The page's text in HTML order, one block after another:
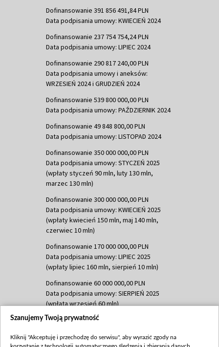
Dofinansowanie 391 856 491,84 PLN
Data podpisania umowy: KWIECIEŃ 2024
Dofinansowanie 237 754 754,24 PLN
Data podpisania umowy: LIPIEC 2024
Dofinansowanie 290 817 240,00 PLN
Data podpisania umowy i aneksów:
WRZESIEŃ 2024 i GRUDZIEŃ 2024
Dofinansowanie 539 800 000,00 PLN
Data podpisania umowy: PAŹDZIERNIK 2024
Dofinansowanie 49 848 800,00 PLN
Data podpisania umowy: LISTOPAD 2024
Dofinansowanie 350 000 000,00 PLN
Data podpisania umowy: STYCZEŃ 2025
(wpłaty styczeń 90 mln, luty 130 mln,
marzec 130 mln)
Dofinansowanie 300 000 000,00 PLN
Data podpisania umowy: KWIECIEŃ 2025
(wpłaty kwiecień 150 mln, maj 140 mln,
czerwiec 10 mln)
Dofinansowanie 170 000 000,00 PLN
Data podpisania umowy: LIPIEC 2025
(wpłaty lipiec 160 mln, sierpień 10 mln)
Dofinansowanie 60 000 000,00 PLN
Data podpisania umowy: SIERPIEŃ 2025
(wpłata wrzesień 60 mln)
Dofinansowanie 635 783 051,21 PLN
(wpłata wrzesień 100 mln, październik 350
Szanujemy Twoją prywatność
Kliknij "Akceptuję i przechodzę do serwisu", aby wyrazić zgody na